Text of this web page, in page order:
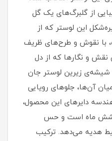
از گلبرگ‌های یک گل
این لوستر که از
با نقوش و طرح‌های ظریف
و نگارها که از دل
شیشه‌ی زیرین لوستر جان
آن‌ها، جلوهای رویایی
دایرهای این محصول،
ماه است و حس
هدیه می‌دهد. ترکیب